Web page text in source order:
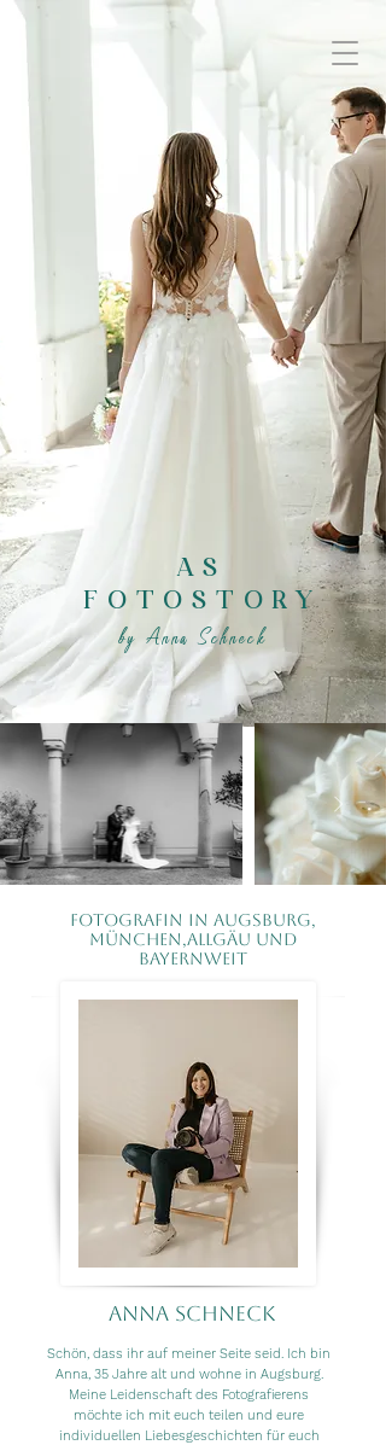
AS
FOTOSTORY
​by Anna Schneck
Fotografin in Augsburg,
München,Allgäu und
bayernweit
Anna Schneck
Schön, dass ihr auf meiner Seite seid. Ich bin
Anna, 35 Jahre alt und wohne in Augsburg.
Meine Leidenschaft des Fotografierens
möchte ich mit euch teilen und eure
individuellen Liebesgeschichten für euch